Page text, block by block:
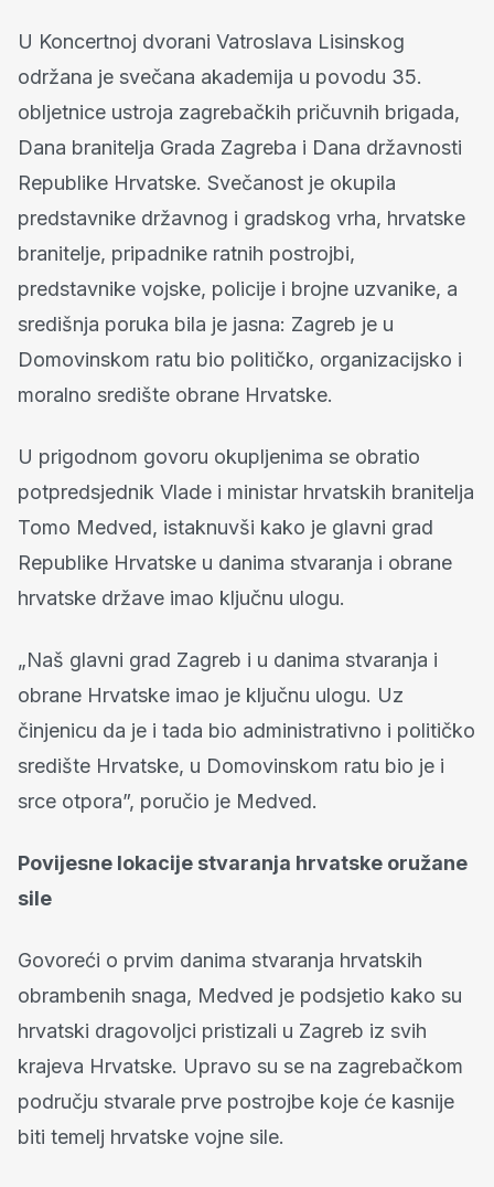
U Koncertnoj dvorani Vatroslava Lisinskog
održana je svečana akademija u povodu 35.
obljetnice ustroja zagrebačkih pričuvnih brigada,
Dana branitelja Grada Zagreba i Dana državnosti
Republike Hrvatske. Svečanost je okupila
predstavnike državnog i gradskog vrha, hrvatske
branitelje, pripadnike ratnih postrojbi,
predstavnike vojske, policije i brojne uzvanike, a
središnja poruka bila je jasna: Zagreb je u
Domovinskom ratu bio političko, organizacijsko i
moralno središte obrane Hrvatske.
U prigodnom govoru okupljenima se obratio
potpredsjednik Vlade i ministar hrvatskih branitelja
Tomo Medved, istaknuvši kako je glavni grad
Republike Hrvatske u danima stvaranja i obrane
hrvatske države imao ključnu ulogu.
„Naš glavni grad Zagreb i u danima stvaranja i
obrane Hrvatske imao je ključnu ulogu. Uz
činjenicu da je i tada bio administrativno i političko
središte Hrvatske, u Domovinskom ratu bio je i
srce otpora”, poručio je Medved.
Povijesne lokacije stvaranja hrvatske oružane
sile
Govoreći o prvim danima stvaranja hrvatskih
obrambenih snaga, Medved je podsjetio kako su
hrvatski dragovoljci pristizali u Zagreb iz svih
krajeva Hrvatske. Upravo su se na zagrebačkom
području stvarale prve postrojbe koje će kasnije
biti temelj hrvatske vojne sile.